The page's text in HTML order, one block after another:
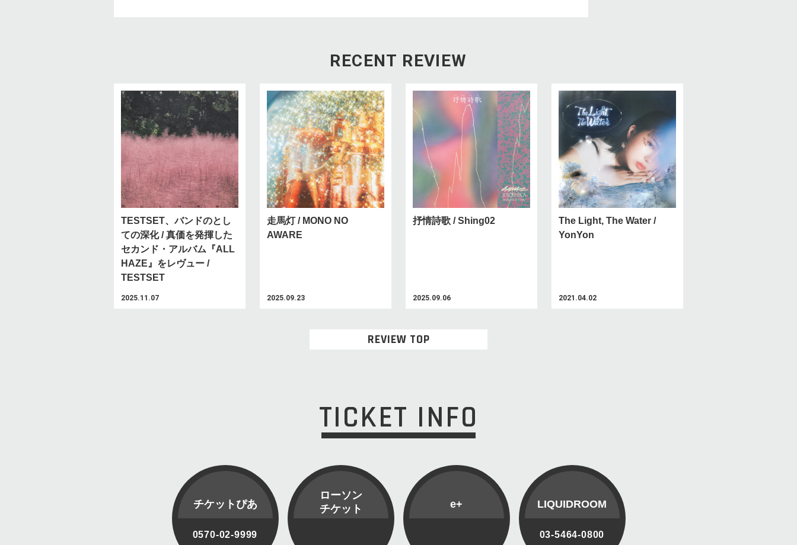
RECENT REVIEW
TESTSET、バンドのとし
ての深化 / 真価を発揮した
セカンド・アルバム『ALL
HAZE』をレヴュー /
TESTSET
2025.11.07
走馬灯 / MONO NO
AWARE
2025.09.23
抒情詩歌 / Shing02
2025.09.06
The Light, The Water /
YonYon
2021.04.02
REVIEW TOP
TICKET INFO
チケットぴあ
0570-02-9999
ローソン
チケット
e+ LIQUIDROOM
03-5464-0800